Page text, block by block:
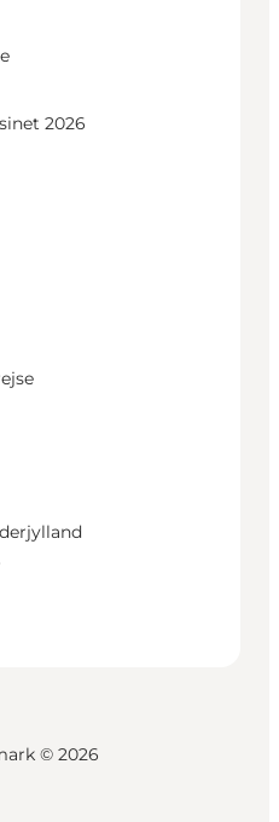
2026
© 2026